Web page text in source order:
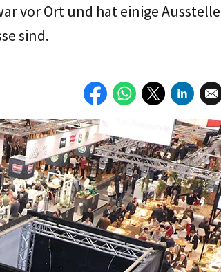
vor Ort und hat einige
sind.